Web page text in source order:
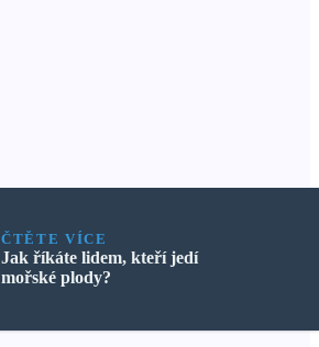
ČTĚTE VÍCE
Jak říkáte lidem, kteří jedí
mořské plody?